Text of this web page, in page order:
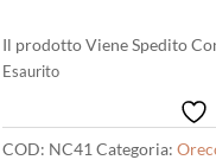
Il prodotto Viene Spedito
Esaurito
COD: NC41 Categoria: